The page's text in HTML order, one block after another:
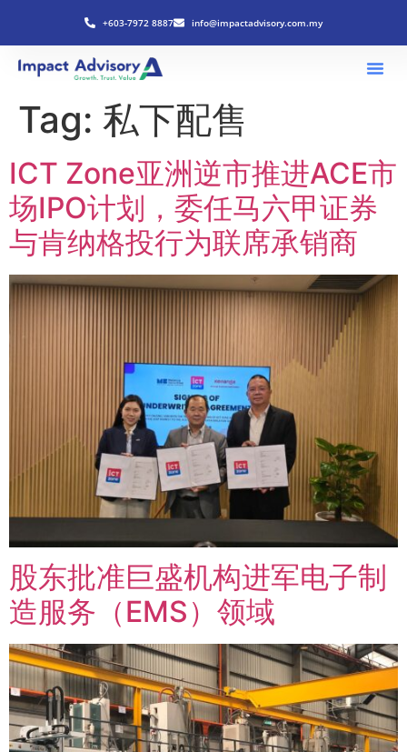
+603-7972 8887 info@impactadvisory.com.my
Tag: 私下配售
ICT Zone亚洲逆市推进ACE市
场IPO计划，委任马六甲证券
与肯纳格投行为联席承销商
股东批准巨盛机构进军电子制
造服务（EMS）领域